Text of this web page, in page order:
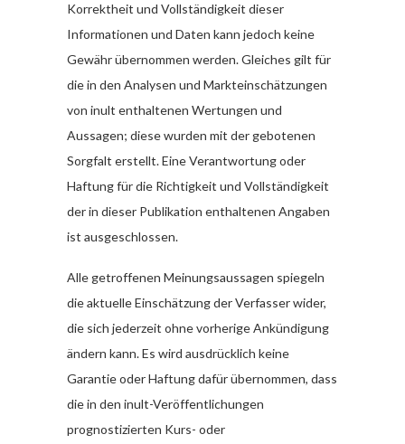
Korrektheit und Vollständigkeit dieser
Informationen und Daten kann jedoch keine
Gewähr übernommen werden. Gleiches gilt für
die in den Analysen und Markteinschätzungen
von inult enthaltenen Wertungen und
Aussagen; diese wurden mit der gebotenen
Sorgfalt erstellt. Eine Verantwortung oder
Haftung für die Richtigkeit und Vollständigkeit
der in dieser Publikation enthaltenen Angaben
ist ausgeschlossen.
Alle getroffenen Meinungsaussagen spiegeln
die aktuelle Einschätzung der Verfasser wider,
die sich jederzeit ohne vorherige Ankündigung
ändern kann. Es wird ausdrücklich keine
Garantie oder Haftung dafür übernommen, dass
die in den inult-Veröffentlichungen
prognostizierten Kurs- oder